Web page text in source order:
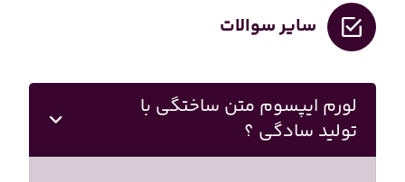
سایر سوالات
لورم ایپسوم متن ساختگی با
تولید سادگی ؟